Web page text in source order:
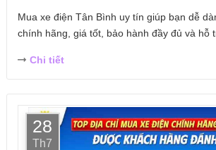
Mua xe điện Tân Bình uy tín giúp bạn dễ
chính hãng, giá tốt, bảo hành đầy đủ và hỗ
Chi tiết
28
Th7